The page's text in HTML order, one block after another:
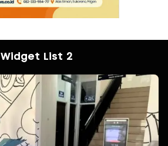
Widget List 2